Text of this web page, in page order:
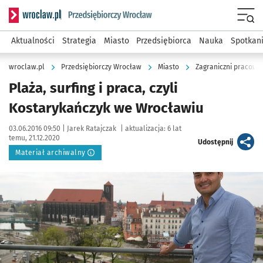
Serwis informacyjny wroclaw.pl podserwis: Strategia
Aktualności Strategia Miasto Przedsiębiorca Nauka
wroclaw.pl Przedsiębiorczy Wrocław Miasto Zagraniczni
Plaża, surfing i praca, czyli
Kostarykańczyk we Wrocławiu
Data publikacji:
03.06.2016 09:50 | Autor:
Jarek Ratajczak aktualizacja: 6 lat
temu, 21.12.2020
Materiał archiwalny
Udostępnijartykuł